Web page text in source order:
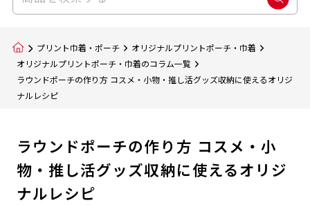
プリント巾着・ポーチ
オリジナルプリントポーチ・巾着
オリジナルプリントポーチ・巾着のコラム一覧
ラウンドポーチの作り方 コスメ・小物・推し活グッズ収納に使えるオリジ
ナルレシピ
ラウンドポーチの作り方 コスメ・小
物・推し活グッズ収納に使えるオリジ
ナルレシピ